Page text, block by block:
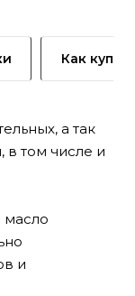
Как
а так
в том числе и
масло
и